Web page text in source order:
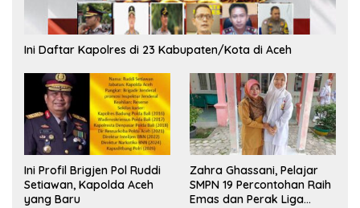
Ini Daftar Kapolres di 23 Kabupaten/Kota di Aceh
Ini Profil Brigjen Pol Ruddi
Setiawan, Kapolda Aceh
yang Baru
Zahra Ghassani, Pelajar
SMPN 19 Percontohan Raih
Emas dan Perak Liga